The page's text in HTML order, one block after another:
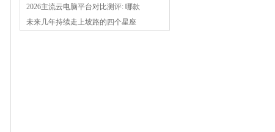
2026主流云电脑平台对比测评: 哪款
未来几年持续走上坡路的四个星座